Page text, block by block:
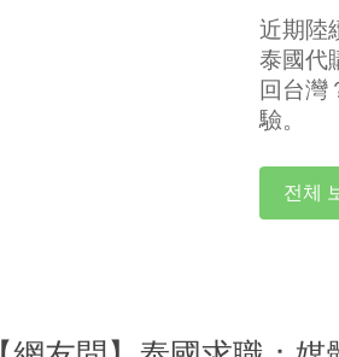
近期陸
泰國代
回台灣
驗。
전체